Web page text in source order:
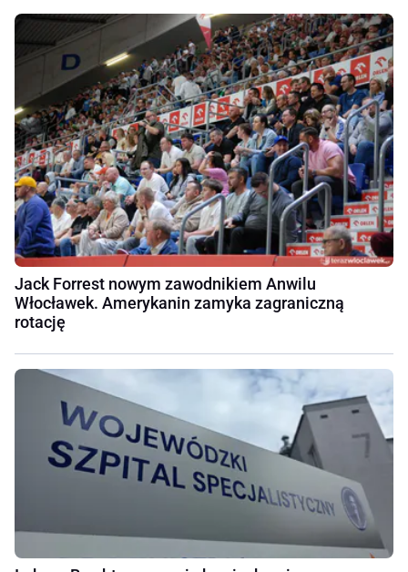
Jack Forrest nowym zawodnikiem Anwilu
Włocławek. Amerykanin zamyka zagraniczną
rotację